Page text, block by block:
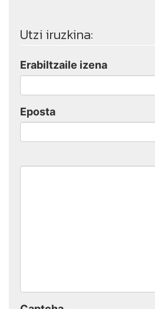
Utzi iruzkina:
Erabiltzaile izena
Eposta